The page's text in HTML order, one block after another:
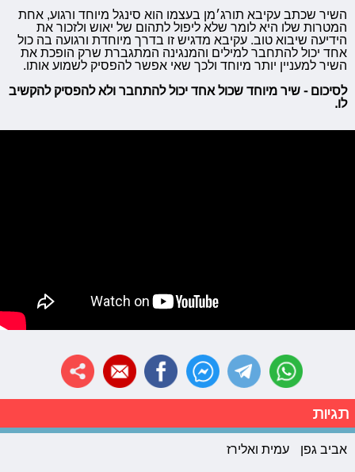
השיר שכתב עקיבא תורג׳מן בעצמו הוא סינגל מיוחד ורגוע, אחת
המטרות שלו היא לומר שלא ליפול לתהום של יאוש ולזכור את
הידיעה שיבוא טוב. עקיבא מדגיש זו בדרך מיוחדת ורגועה בה כול
אחד יכול להתחבר למילים והמנגינה המתגברת שרק הופכת את
השיר למעניין יותר מיוחד ולכך שאי אפשר להפסיק לשמוע אותו.
לסיכום - שיר מיוחד שכול אחד יכול להתחבר ולא להפסיק להקשיב
לו.
תגיות
אביב גפן עמית ואלירז